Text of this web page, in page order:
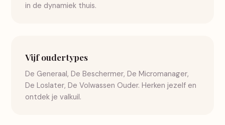
in de dynamiek thuis.
Vijf oudertypes
De Generaal, De Beschermer, De Micromanager,
De Loslater, De Volwassen Ouder. Herken jezelf en
ontdek je valkuil.